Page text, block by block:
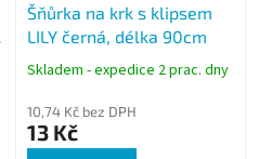
Šňůrka na krk s klipsem
LILY černá, délka 90cm
Skladem - expedice 2 prac. dny
10,74 Kč bez DPH
13 Kč